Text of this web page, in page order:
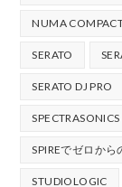
NUMA
SERATO
SERATO DJ PRO
SPECTRASONICS
SPIREでゼロか
STUDIOLOGIC